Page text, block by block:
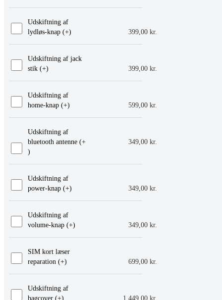
Udskiftning af
lydløs-knap (+
399,00 kr.
)
Udskiftning af jack
stik (+
399,00 kr.
)
Udskiftning af
home-knap (+
599,00 kr.
)
Udskiftning af
bluetooth antenne (+
349,00 kr.
)
Udskiftning af
power-knap (+
349,00 kr.
)
Udskiftning af
volume-knap (+
349,00 kr.
)
SIM kort læser
reparation (+
699,00 kr.
)
Udskiftning af
bagcover (+
1.449,00 kr.
)